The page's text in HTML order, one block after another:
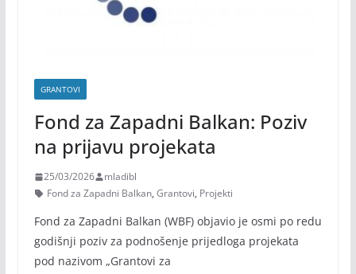
GRANTOVI
Fond za Zapadni Balkan: Poziv
na prijavu projekata
25/03/2026
mladibl
Fond za Zapadni Balkan, Grantovi, Projekti
Fond za Zapadni Balkan (WBF) objavio je osmi po redu
godišnji poziv za podnošenje prijedloga projekata
pod nazivom „Grantovi za